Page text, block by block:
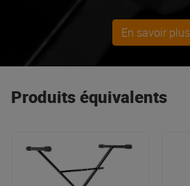
En savoir plus
Produits équivalents